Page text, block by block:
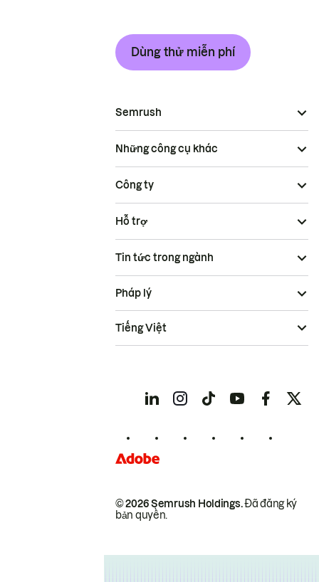
Dùng thử miễn phí
Semrush
Những công cụ khác
Công ty
Hỗ trợ
Tin tức trong ngành
© 2026 Semrush Holdings.Đã đăng ký
bản quyền.
Pháp lý
Tiếng Việt